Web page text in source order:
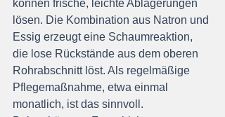
können frische, leichte Ablagerungen
lösen. Die Kombination aus Natron und
Essig erzeugt eine Schaumreaktion,
die lose Rückstände aus dem oberen
Rohrabschnitt löst. Als regelmäßige
Pflegemaßnahme, etwa einmal
monatlich, ist das sinnvoll.